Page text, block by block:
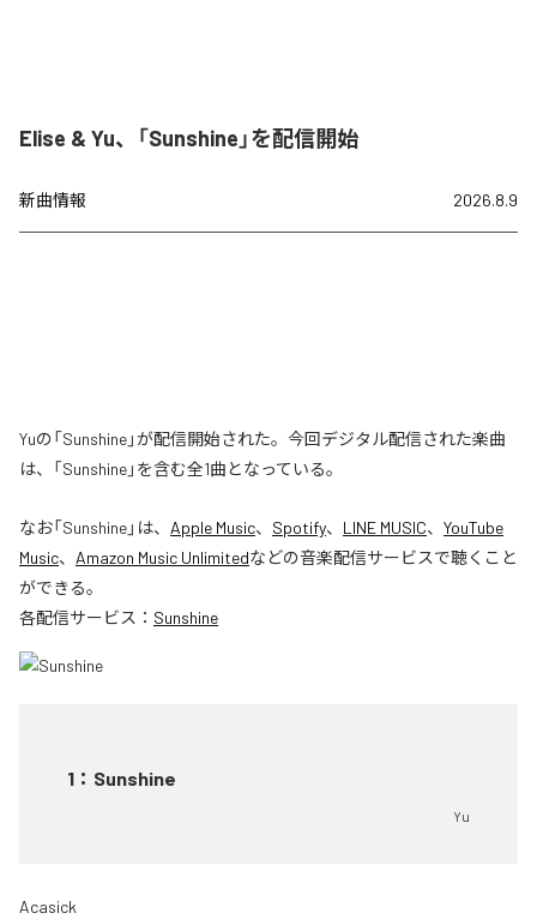
Elise & Yu、「Sunshine」を配信開始
新曲情報 2026.8.9
Yuの「Sunshine」が配信開始された。今回デジタル配信された楽曲
は、「Sunshine」を含む全1曲となっている。
なお「Sunshine」は、 Apple Music、 Spotify、 LINE MUSIC、 YouTube
Music、 Amazon Music Unlimitedなどの音楽配信サービスで聴くこと
ができる。
各配信サービス： Sunshine
1 ： Sunshine
Yu
Acasick